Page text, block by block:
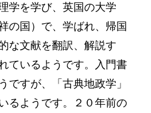
学を学び、英国の大学
の国）で、学ばれ、帰国
な文献を翻訳、解説す
ているようです。入門書
ですが、「古典地政学」
るようです。２０年前の